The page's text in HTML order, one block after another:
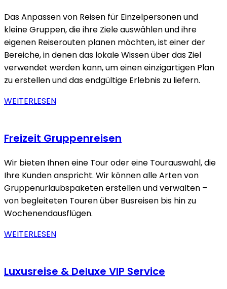
Das Anpassen von Reisen für Einzelpersonen und
kleine Gruppen, die ihre Ziele auswählen und ihre
eigenen Reiserouten planen möchten, ist einer der
Bereiche, in denen das lokale Wissen über das Ziel
verwendet werden kann, um einen einzigartigen Plan
zu erstellen und das endgültige Erlebnis zu liefern.
WEITERLESEN
Freizeit Gruppenreisen
Wir bieten Ihnen eine Tour oder eine Tourauswahl, die
Ihre Kunden anspricht. Wir können alle Arten von
Gruppenurlaubspaketen erstellen und verwalten –
von begleiteten Touren über Busreisen bis hin zu
Wochenendausflügen.
WEITERLESEN
Luxusreise & Deluxe VIP Service